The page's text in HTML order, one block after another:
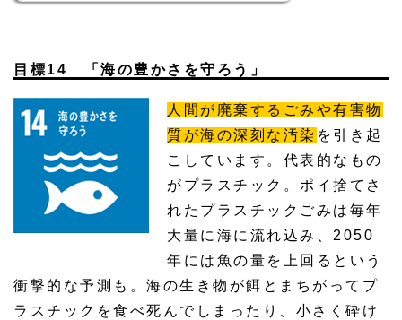
目標14 「海の豊かさを守ろう」
人間が廃棄するごみや有害物
質が海の深刻な汚染 を引き起
こしています。代表的なもの
がプラスチック。ポイ捨てさ
れたプラスチックごみは毎年
大量に海に流れ込み、2050
年には魚の量を上回るという
衝撃的な予測も。海の生き物が餌とまちがってプ
ラスチックを食べ死んでしまったり、小さく砕け